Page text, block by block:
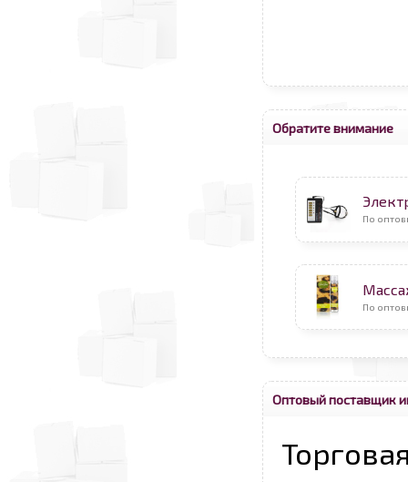
Обратите внимание
По
По
Оптовый поставщик